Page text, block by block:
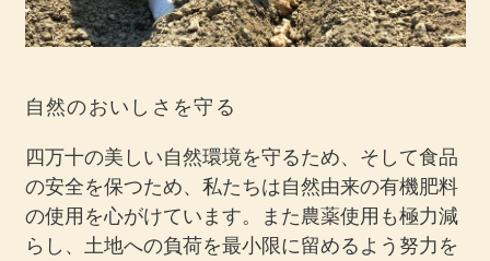
自然のおいしさを守る
四万十の美しい自然環境を守るため、そして食品
の安全を保つため、私たちは自然由来の有機肥料
の使用を心がけています。また農薬使用も極力減
らし、土地への負荷を最小限に留めるよう努力を